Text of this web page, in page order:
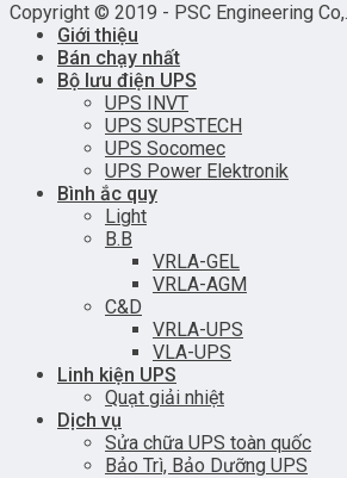
Copyright © 2019 - PSC Engineering
Giới thiệu
Bán chạy nhất
Bộ lưu điện UPS
UPS INVT
UPS SUPSTECH
UPS Socomec
UPS Power Elektronik
Bình ắc quy
Light
B.B
VRLA-GEL
VRLA-AGM
C&D
VRLA-UPS
VLA-UPS
Linh kiện UPS
Quạt giải nhiệt
Dịch vụ
Sửa chữa UPS toàn quốc
Bảo Trì, Bảo Dưỡng UPS